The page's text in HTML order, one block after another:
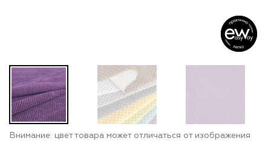
Внимание: цвет товара может отличаться от изображения